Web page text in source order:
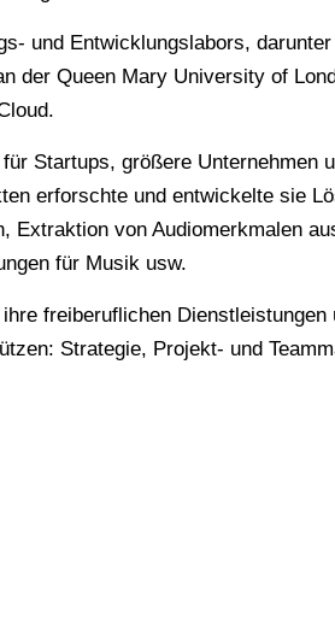
und Entwicklungslabors,
der Queen Mary University of
Startups, größere Unternehmen
erforschte und entwickelte sie
Extraktion von Audiomerkmalen
für Musik usw.
freiberuflichen Dienstleistungen
Strategie, Projekt- und